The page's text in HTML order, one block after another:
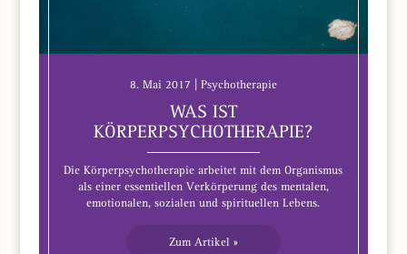
8. Mai 2017 | Psychotherapie
WAS IST
KÖRPERPSYCHOTHERAPIE?
Die Körperpsychotherapie arbeitet mit dem Organismus
als einer essentiellen Verkörperung des mentalen,
emotionalen, sozialen und spirituellen Lebens.
Zum Artikel »